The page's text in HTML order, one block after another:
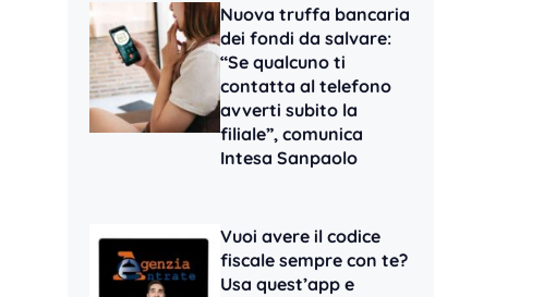
Nuova truffa bancaria
dei fondi da salvare:
“Se qualcuno ti
contatta al telefono
avverti subito la
filiale”, comunica
Intesa Sanpaolo
Vuoi avere il codice
fiscale sempre con te?
Usa quest’app e